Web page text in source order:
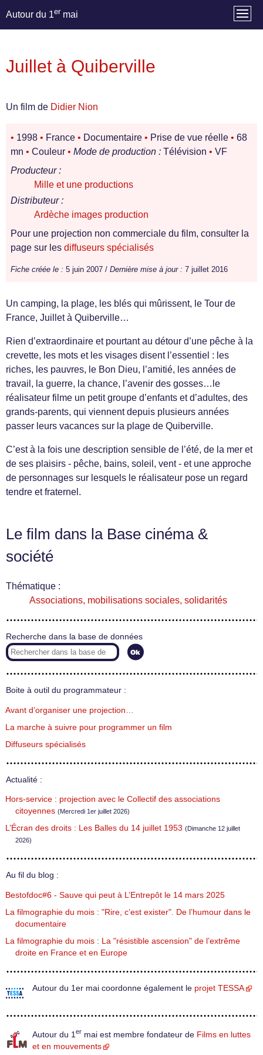
Autour du 1er mai
Juillet à Quiberville
Un film de Didier Nion
• 1998 • France • Documentaire • Prise de vue réelle • 68
mn • Couleur • Mode de production : Télévision • VF
Producteur :
Mille et une productions
Distributeur :
Ardèche images production
Pour une projection non commerciale du film, consulter la
page sur les diffuseurs spécialisés
Fiche créée le : 5 juin 2007 / Dernière mise à jour : 7 juillet 2016
Un camping, la plage, les blés qui mûrissent, le Tour de
France, Juillet à Quiberville…
Rien d’extraordinaire et pourtant au détour d’une pêche à la
crevette, les mots et les visages disent l’essentiel : les
riches, les pauvres, le Bon Dieu, l’amitié, les années de
travail, la guerre, la chance, l’avenir des gosses…le
réalisateur filme un petit groupe d’enfants et d’adultes, des
grands-parents, qui viennent depuis plusieurs années
passer leurs vacances sur la plage de Quiberville.
C’est à la fois une description sensible de l’été, de la mer et
de ses plaisirs - pêche, bains, soleil, vent - et une approche
de personnages sur lesquels le réalisateur pose un regard
tendre et fraternel.
Le film dans la Base cinéma &
société
Thématique :
Associations, mobilisations sociales, solidarités
Recherche dans la base de données
Boite à outil du programmateur :
Avant d’organiser une projection…
La marche à suivre pour programmer un film
Diffuseurs spécialisés
Actualité :
Hors-service : projection avec le Collectif des associations
citoyennes (Mercredi 1er juillet 2026)
L’Écran des droits : Les Balles du 14 juillet 1953 (Dimanche 12 juillet
2026)
Au fil du blog :
Bestofdoc#6 - Sauve qui peut à L’Entrepôt le 14 mars 2025
La filmographie du mois : "Rire, c’est exister". De l’humour dans le
documentaire
La filmographie du mois : La "résistible ascension" de l’extrême
droite en France et en Europe
Autour du 1er mai coordonne également le projet TESSA
Autour du 1 er mai est membre fondateur de Films en luttes
et en mouvements